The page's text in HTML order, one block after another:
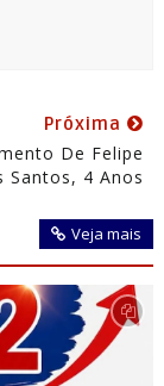
Próxima
De Felipe
Santos, 4 Anos
Veja mais